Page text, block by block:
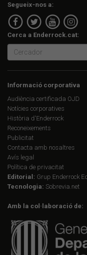
Segueix-nos a:
Cerca a Enderrock.cat:
Informació corporativa
Audiència certificada OJD
Notícies corporatives
Història d'Enderrock
Reconeixements
Publicitat
Contacta amb nosaltres
Avís legal
Política de privacitat
Editorial: Grup Enderrock
Tecnologia: Sobrevia.net
Amb la col·laboració de: